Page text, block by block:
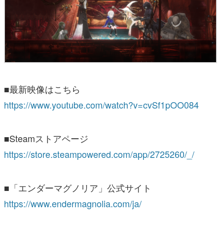
■最新映像はこちら
https://www.youtube.com/watch?v=cvSf1pOO084
■Steamストアページ
https://store.steampowered.com/app/2725260/_/
■「エンダーマグノリア」公式サイト
https://www.endermagnolia.com/ja/